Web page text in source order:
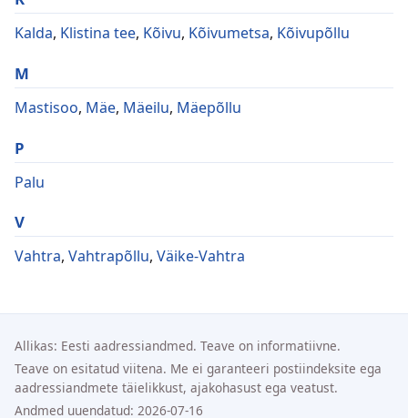
Kalda, Klistina tee, Kõivu, Kõivumetsa, Kõivupõllu
M
Mastisoo, Mäe, Mäeilu, Mäepõllu
P
Palu
V
Vahtra, Vahtrapõllu, Väike-Vahtra
Allikas: Eesti aadressiandmed. Teave on informatiivne.
Teave on esitatud viitena. Me ei garanteeri postiindeksite ega
aadressiandmete täielikkust, ajakohasust ega veatust.
Andmed uuendatud: 2026-07-16